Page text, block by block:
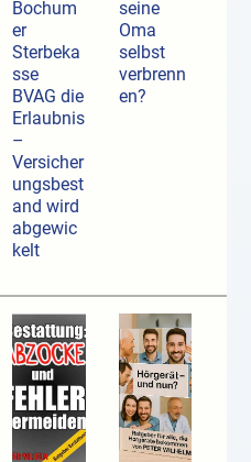
Bochum
er
Sterbeka
sse
BVAG die
Erlaubnis
–
Versicher
ungsbest
and wird
abgewic
kelt
seine
Oma
selbst
verbrenn
en?